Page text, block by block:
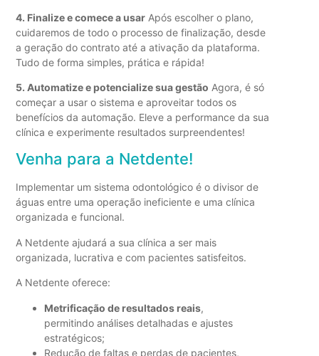
4. Finalize e comece a usar Após escolher o plano,
cuidaremos de todo o processo de finalização, desde
a geração do contrato até a ativação da plataforma.
Tudo de forma simples, prática e rápida!
5. Automatize e potencialize sua gestão Agora, é só
começar a usar o sistema e aproveitar todos os
benefícios da automação. Eleve a performance da sua
clínica e experimente resultados surpreendentes!
Venha para a Netdente!
Implementar um sistema odontológico é o divisor de
águas entre uma operação ineficiente e uma clínica
organizada e funcional.
A Netdente ajudará a sua clínica a ser mais
organizada, lucrativa e com pacientes satisfeitos.
A Netdente oferece:
Metrificação de resultados reais,
permitindo análises detalhadas e ajustes
estratégicos;
Redução de faltas e perdas de pacientes,